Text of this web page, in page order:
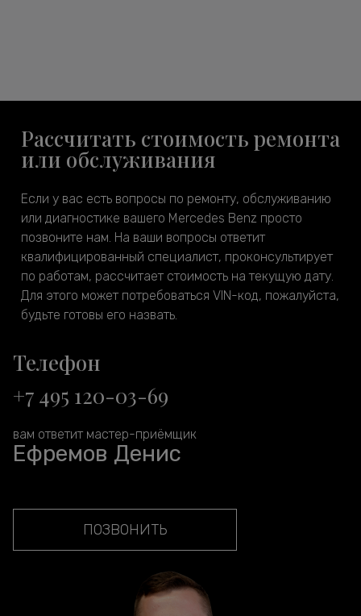
Рассчитать стоимость ремонта
или обслуживания
Если у вас есть вопросы по ремонту, обслуживанию
или диагностике вашего Mercedes Benz просто
позвоните нам. На ваши вопросы ответит
квалифицированный специалист, проконсультирует
по работам, рассчитает стоимость на текущую дату.
Для этого может потребоваться VIN-код, пожалуйста,
будьте готовы его назвать.
Телефон
+7 495 120-03-69
вам ответит мастер-приёмщик
Ефремов Денис
ПОЗВОНИТЬ